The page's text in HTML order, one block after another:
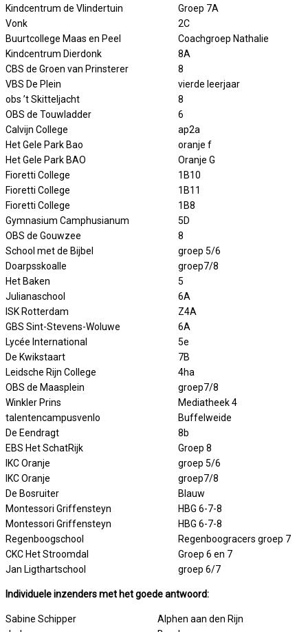
Kindcentrum de Vlindertuin
Groep 7A
Vonk
2C
Buurtcollege Maas en Peel
Coachgroep Nathalie
Kindcentrum Dierdonk
8A
CBS de Groen van Prinsterer
8
VBS De Plein
vierde leerjaar
obs ’t Skitteljacht
8
OBS de Touwladder
6
Calvijn College
ap2a
Het Gele Park Bao
oranje f
Het Gele Park BAO
Oranje G
Fioretti College
1B10
Fioretti College
1B11
Fioretti College
1B8
Gymnasium Camphusianum
5D
OBS de Gouwzee
8
School met de Bijbel
groep 5/6
Doarpsskoalle
groep7/8
Het Baken
5
Julianaschool
6A
ISK Rotterdam
Z4A
GBS Sint-Stevens-Woluwe
6A
Lycée International
5e
De Kwikstaart
7B
Leidsche Rijn College
4ha
OBS de Maasplein
groep7/8
Winkler Prins
Mediatheek 4
talentencampusvenlo
Buffelweide
De Eendragt
8b
EBS Het SchatRijk
Groep 8
IKC Oranje
groep 5/6
IKC Oranje
groep7/8
De Bosruiter
Blauw
Montessori Griffensteyn
HBG 6-7-8
Montessori Griffensteyn
HBG 6-7-8
Regenboogschool
Regenboogracers groep 7
CKC Het Stroomdal
Groep 6 en 7
Jan Ligthartschool
groep 6/7
Individuele inzenders met het goede antwoord:
Sabine Schipper
Alphen aan den Rijn